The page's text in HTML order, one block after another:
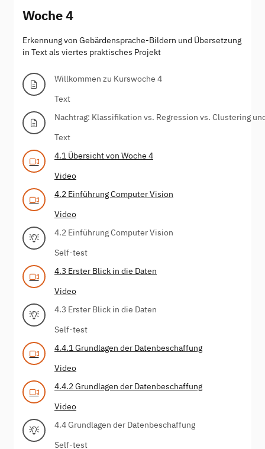
Woche 4
Erkennung von Gebärdensprache-Bildern und Übersetzung
in Text als viertes praktisches Projekt
Willkommen zu Kurswoche 4
Text
Nachtrag: Klassifikation vs. Regression vs. Clustering
Text
4.1 Übersicht von Woche 4
Video
4.2 Einführung Computer Vision
Video
4.2 Einführung Computer Vision
Self-test
4.3 Erster Blick in die Daten
Video
4.3 Erster Blick in die Daten
Self-test
4.4.1 Grundlagen der Datenbeschaffung
Video
4.4.2 Grundlagen der Datenbeschaffung
Video
4.4 Grundlagen der Datenbeschaffung
Self-test